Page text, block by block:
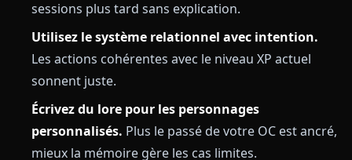
sessions plus tard sans explication.
Utilisez le système relationnel avec intention.
Les actions cohérentes avec le niveau XP actuel
sonnent juste.
Écrivez du lore pour les personnages
personnalisés. Plus le passé de votre OC est ancré,
mieux la mémoire gère les cas limites.